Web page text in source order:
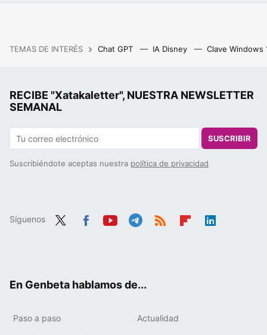
TEMAS DE INTERÉS Chat GPT IA Disney Clave Windows
RECIBE "Xatakaletter", NUESTRA NEWSLETTER
SEMANAL
SUSCRIBIR
Suscribiéndote aceptas nuestra política de privacidad
Síguenos
En Genbeta hablamos de...
Paso a paso Actualidad